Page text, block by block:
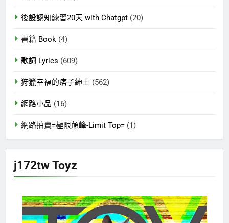
後設認知練習20天 with Chatgpt (20)
書籍 Book (4)
歌詞 Lyrics (609)
狩獵幸福的痞子紳士 (562)
網路小品 (16)
網路拍賣=極限顛峰-Limit Top= (1)
j172tw Toyz